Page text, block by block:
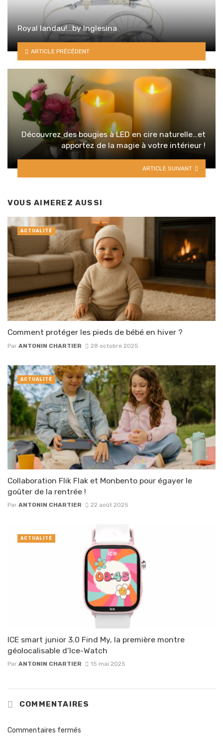
Royal landau!…by Inglesina
ARTICLE PRÉCÉDENT
Découvrez des bougies à LED en cire naturelle…et
apportez de la magie à votre intérieur !
ARTICLE SUIVANT
VOUS AIMEREZ AUSSI
Comment protéger les pieds de bébé en hiver ?
Par ANTONIN CHARTIER 28 octobre 2025
ACTUALITÉ
Collaboration Flik Flak et Monbento pour égayer le
goûter de la rentrée !
Par ANTONIN CHARTIER 22 août 2025
ACTUALITÉ
ICE smart junior 3.0 Find My, la première montre
géolocalisable d’Ice-Watch
Par ANTONIN CHARTIER 15 mai 2025
ACTUALITÉ
COMMENTAIRES
Commentaires fermés